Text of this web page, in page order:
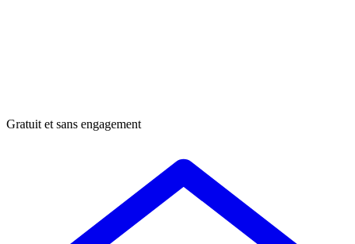
Gratuit et sans engagement